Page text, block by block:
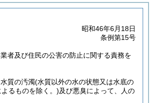
昭和46年6月18日
条例第15号
者及び住民の公害の防止に関する責務を
質の汚濁(水質以外の水の状態又は水底の
るものを除く。)及び悪臭によって、人の